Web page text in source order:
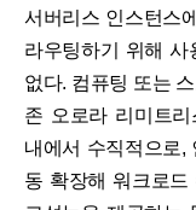
서버리스 인스턴스
라우팅하기 위해
없다. 컴퓨팅 또는
존 오로라 리미트
내에서 수직적으로,
동 확장해 워크로드